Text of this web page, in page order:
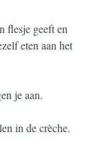
flesje geeft en
eten aan het
je aan.
in de crèche.